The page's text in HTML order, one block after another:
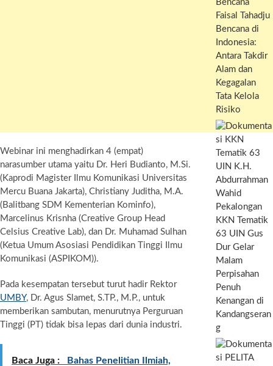
Webinar ini menghadirkan 4 (empat)
narasumber utama yaitu Dr. Heri Budianto, M.Si.
(Kaprodi Magister Ilmu Komunikasi Universitas
Mercu Buana Jakarta), Christiany Juditha, M.A.
(Balitbang SDM Kementerian Kominfo),
Marcelinus Krisnha (Creative Group Head
Celsius Creative Lab), dan Dr. Muhamad Sulhan
(Ketua Umum Asosiasi Pendidikan Tinggi Ilmu
Komunikasi (ASPIKOM)).
Pada kesempatan tersebut turut hadir Rektor
UMBY, Dr. Agus Slamet, S.TP., M.P., untuk
memberikan sambutan, menurutnya Perguruan
Tinggi (PT) tidak bisa lepas dari dunia industri.
Baca Juga :
Bahas Penelitian Ilmiah,
Bencana di
Indonesia:
Antara Takdir
Alam dan
Kegagalan
Tata Kelola
Risiko
KKN Tematik
63 UIN Gus
Dur Gelar
Malam
Perpisahan
Penuh
Kenangan di
Kandangseran
g